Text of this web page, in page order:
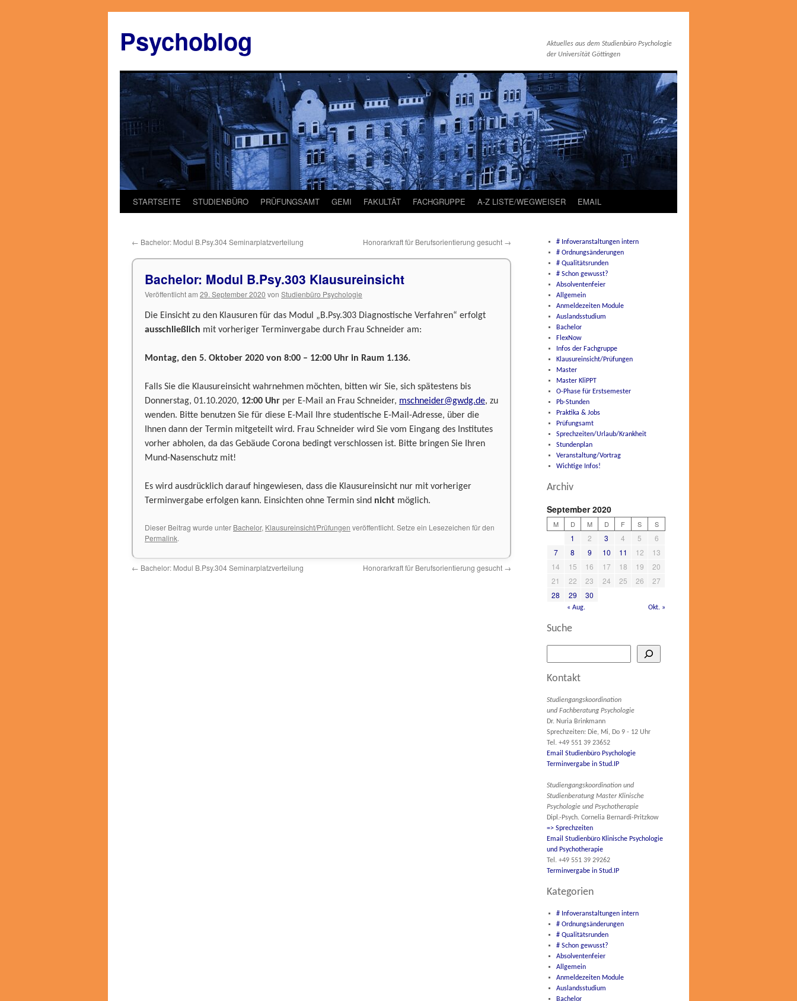
springen
Psychoblog
Aktuelles aus dem Studienbüro Psychologie
der Universität Göttingen
STARTSEITE STUDIENBÜRO PRÜFUNGSAMT GEMI FAKULTÄT FACHGRUPPE A-Z LISTE/WEGWEISER EMAIL
← Bachelor: Modul B.Psy.304 Seminarplatzverteilung Honorarkraft für Berufsorientierung gesucht →
Bachelor: Modul B.Psy.303 Klausureinsicht
Veröffentlicht am 29. September 2020 von Studienbüro Psychologie
Die Einsicht zu den Klausuren für das Modul „B.Psy.303 Diagnostische Verfahren“ erfolgt
ausschließlich mit vorheriger Terminvergabe durch Frau Schneider am:
Montag, den 5. Oktober 2020 von 8:00 – 12:00 Uhr in Raum 1.136.
Falls Sie die Klausureinsicht wahrnehmen möchten, bitten wir Sie, sich spätestens bis
Donnerstag, 01.10.2020, 12:00 Uhr per E-Mail an Frau Schneider, mschneider@gwdg.de, zu
wenden. Bitte benutzen Sie für diese E-Mail Ihre studentische E-Mail-Adresse, über die
Ihnen dann der Termin mitgeteilt wird. Frau Schneider wird Sie vom Eingang des Institutes
vorher abholen, da das Gebäude Corona bedingt verschlossen ist. Bitte bringen Sie Ihren
Mund-Nasenschutz mit!
Es wird ausdrücklich darauf hingewiesen, dass die Klausureinsicht nur mit vorheriger
Terminvergabe erfolgen kann. Einsichten ohne Termin sind nicht möglich.
Dieser Beitrag wurde unter Bachelor, Klausureinsicht/Prüfungen veröffentlicht. Setze ein Lesezeichen für den
Permalink.
← Bachelor: Modul B.Psy.304 Seminarplatzverteilung Honorarkraft für Berufsorientierung gesucht →
# Infoveranstaltungen intern
# Ordnungsänderungen
# Qualitätsrunden
# Schon gewusst?
Absolventenfeier
Allgemein
Anmeldezeiten Module
Auslandsstudium
Bachelor
FlexNow
Infos der Fachgruppe
Klausureinsicht/Prüfungen
Master
Master KliPPT
O-Phase für Erstsemester
Pb-Stunden
Praktika & Jobs
Prüfungsamt
Sprechzeiten/Urlaub/Krankheit
Stundenplan
Veranstaltung/Vortrag
Wichtige Infos!
Archiv
September 2020
M D M D F S S
1 2 3 4 5
6
7
8 9 10 11 12
13
14
15 16 17 18 19
20
21
22 23 24 25 26
27
28
29 30
« Aug. Okt. »
Suche
Kontakt
Studiengangskoordination
und Fachberatung Psychologie
Dr. Nuria Brinkmann
Sprechzeiten: Die, Mi, Do 9 - 12 Uhr
Tel. +49 551 39 23652
Email Studienbüro Psychologie
Terminvergabe in Stud.IP
Studiengangskoordination und
Studienberatung Master Klinische
Psychologie und Psychotherapie
Dipl.-Psych. Cornelia Bernardi-Pritzkow
=> Sprechzeiten
Email Studienbüro Klinische Psychologie
und Psychotherapie
Tel. +49 551 39 29262
Terminvergabe in Stud.IP
Kategorien
# Infoveranstaltungen intern
# Ordnungsänderungen
# Qualitätsrunden
# Schon gewusst?
Absolventenfeier
Allgemein
Anmeldezeiten Module
Auslandsstudium
Bachelor